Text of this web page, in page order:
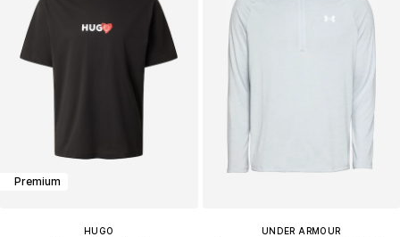
Premium
HUGO
UNDER ARMOUR